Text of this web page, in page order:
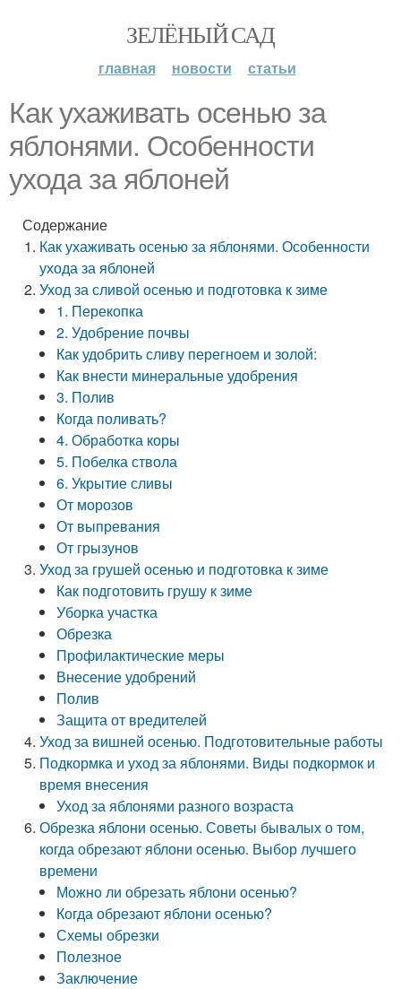
ЗЕЛЁНЫЙ САД
главная новости статьи
Как ухаживать осенью за
яблонями. Особенности
ухода за яблоней
Содержание
Как ухаживать осенью за яблонями. Особенности
ухода за яблоней
Уход за сливой осенью и подготовка к зиме
1. Перекопка
2. Удобрение почвы
Как удобрить сливу перегноем и золой:
Как внести минеральные удобрения
3. Полив
Когда поливать?
4. Обработка коры
5. Побелка ствола
6. Укрытие сливы
От морозов
От выпревания
От грызунов
Уход за грушей осенью и подготовка к зиме
Как подготовить грушу к зиме
Уборка участка
Обрезка
Профилактические меры
Внесение удобрений
Полив
Защита от вредителей
Уход за вишней осенью. Подготовительные работы
Подкормка и уход за яблонями. Виды подкормок и
время внесения
Уход за яблонями разного возраста
Обрезка яблони осенью. Советы бывалых о том,
когда обрезают яблони осенью. Выбор лучшего
времени
Можно ли обрезать яблони осенью?
Когда обрезают яблони осенью?
Схемы обрезки
Полезное
Заключение